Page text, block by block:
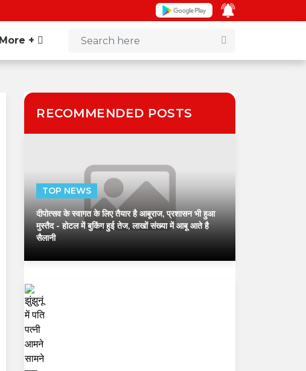
More +
RECOMMENDED POSTS
TOP NEWS
दीपोत्सव के स्वागत के लिए तैयार है आबूराज, प्रशासन भी हुआ
मुस्तैद - होटल में बुकिंग हुई तेज, लाखों संख्या में आबू आते है
सैलानी